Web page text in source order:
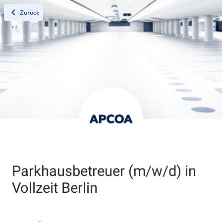
chevron_leftZurück
Parkhausbetreuer (m/w/d) in
Vollzeit Berlin